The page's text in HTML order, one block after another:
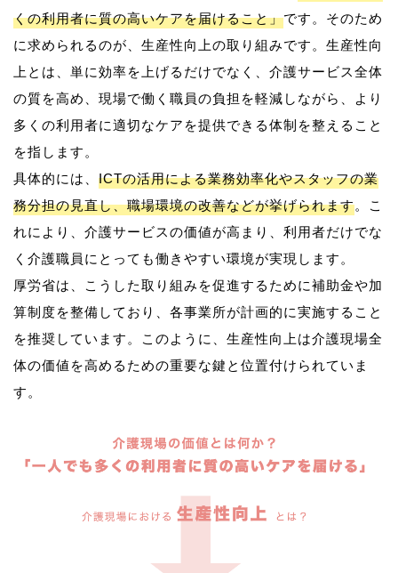
くの利用者に質の高いケアを届けること」です。そのため
に求められるのが、生産性向上の取り組みです。生産性向
上とは、単に効率を上げるだけでなく、介護サービス全体
の質を高め、現場で働く職員の負担を軽減しながら、より
多くの利用者に適切なケアを提供できる体制を整えること
を指します。
具体的には、 ICTの活用による業務効率化やスタッフの業
務分担の見直し、職場環境の改善などが挙げられます。こ
れにより、介護サービスの価値が高まり、利用者だけでな
く介護職員にとっても働きやすい環境が実現します。
厚労省は、こうした取り組みを促進するために補助金や加
算制度を整備しており、各事業所が計画的に実施すること
を推奨しています。このように、生産性向上は介護現場全
体の価値を高めるための重要な鍵と位置付けられていま